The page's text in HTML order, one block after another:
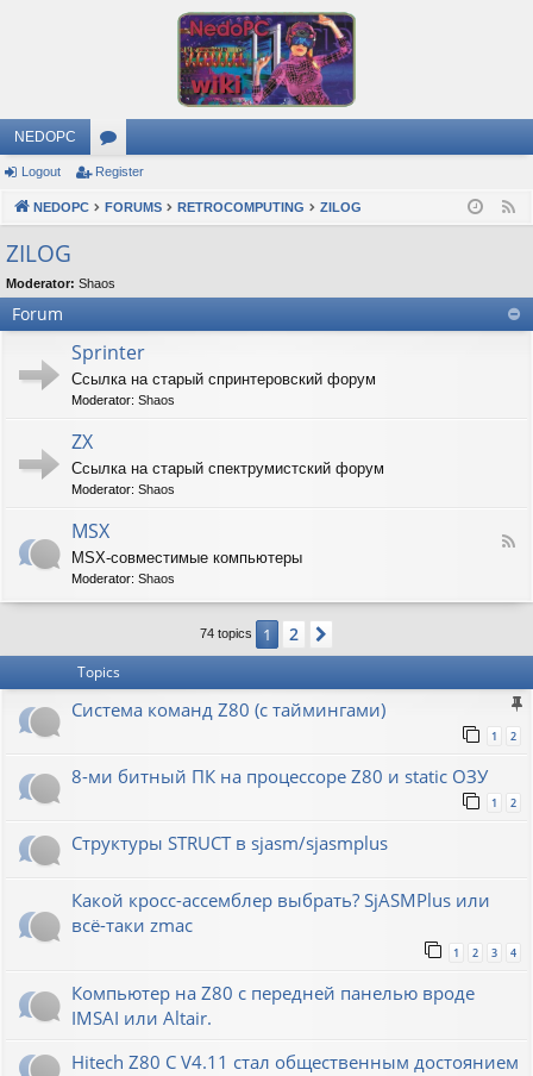
NEDOPC
or
u
s
Logout Register
NEDOPC FORUMS RETROCOMPUTING ZILOG
ZILOG
Moderator: Shaos
Forum
Sprinter
Ссылка на старый спринтеровский форум
Moderator: Shaos
ZX
Ссылка на старый спектрумистский форум
Moderator: Shaos
F
S
MSX
MSX-совместимые компьютеры
Moderator: Shaos
74 topics 1 2
Topics
Система команд Z80 (с таймингами)
1 2
8-ми битный ПК на процессоре Z80 и static ОЗУ
1 2
Структуры STRUCT в sjasm/sjasmplus
Какой кросс-ассемблер выбрать? SjASMPlus или
всё-таки zmac
1 2 3 4
Компьютер на Z80 с передней панелью вроде
IMSAI или Altair.
Hitech Z80 C V4.11 стал общественным достоянием